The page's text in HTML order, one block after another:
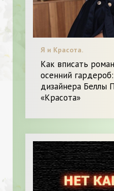
Я и Красота.
Как вписать
осенний
дизайнера Беллы
«Красота»